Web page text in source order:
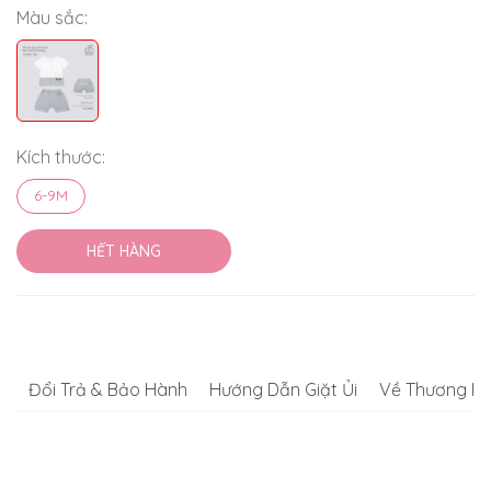
Màu sắc:
Kích thước:
6-9M
HẾT HÀNG
Đổi Trả & Bảo Hành Hướng Dẫn Giặt Ủi Về Thương